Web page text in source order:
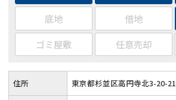
底地
借地
ゴミ屋敷
任意売却
住所 東京都杉並区高円寺北3-20-21